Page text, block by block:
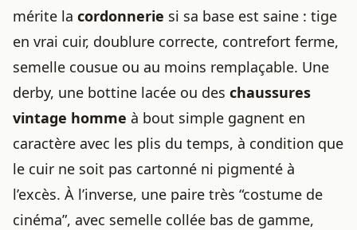
mérite la cordonnerie si sa base est saine : tige
en vrai cuir, doublure correcte, contrefort ferme,
semelle cousue ou au moins remplaçable. Une
derby, une bottine lacée ou des chaussures
vintage homme à bout simple gagnent en
caractère avec les plis du temps, à condition que
le cuir ne soit pas cartonné ni pigmenté à
l’excès. À l’inverse, une paire très “costume de
cinéma”, avec semelle collée bas de gamme,